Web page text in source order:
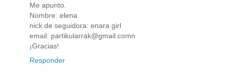
Me apunto.
Nombre: elena
nick de seguidora: enara girl
email: partikularrak@gmail.comn
¡Gracias!
Responder